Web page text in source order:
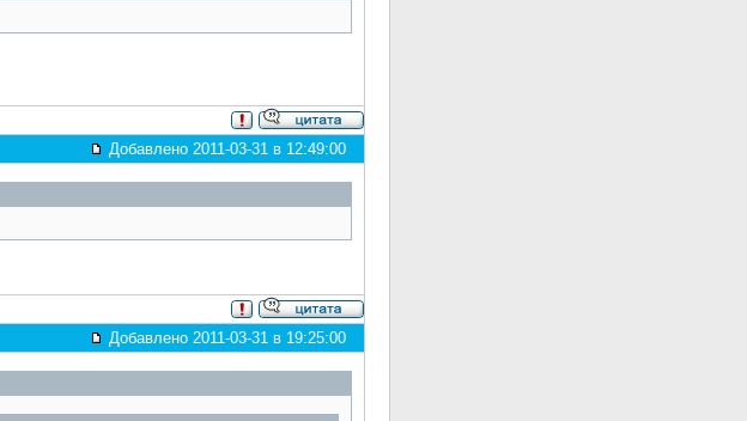
Добавлено 2011-03-31 в 12:49:00
Добавлено 2011-03-31 в 19:25:00